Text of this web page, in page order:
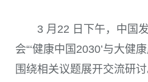
3 月22 日下午，中国
会“‘健康中国2030’与大健
围绕相关议题展开交流研